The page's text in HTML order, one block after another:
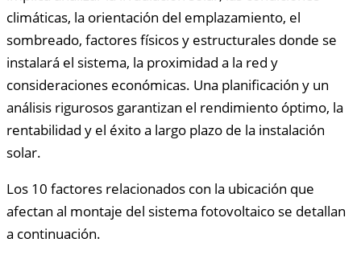
climáticas, la orientación del emplazamiento, el
sombreado, factores físicos y estructurales donde se
instalará el sistema, la proximidad a la red y
consideraciones económicas. Una planificación y un
análisis rigurosos garantizan el rendimiento óptimo, la
rentabilidad y el éxito a largo plazo de la instalación
solar.
Los 10 factores relacionados con la ubicación que
afectan al montaje del sistema fotovoltaico se detallan
a continuación.